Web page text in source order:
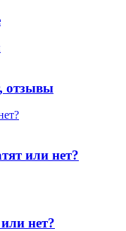
отзывы
или нет?
нет?